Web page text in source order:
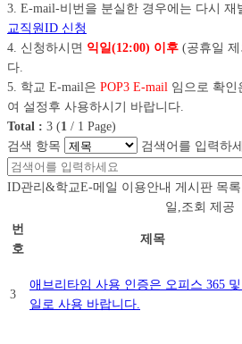
3. E-mail-비번을 분실한 경우에는 다시
교직원ID 신청
4. 신청하시면 익일(12:00) 이후 (공휴일
다.
5. 학교 E-mail은 POP3 E-mail 임으로 확인
여 설정후 사용하시기 바랍니다.
Total : 3 (1 / 1 Page)
검색 항목
검색어를 입력하
ID관리&학교E-메일 이용안내 게시판 목
일,조회 제공
번
호
제목
3
애브리타임 사용 인증은 오피스 365
일로 사용 바랍니다.